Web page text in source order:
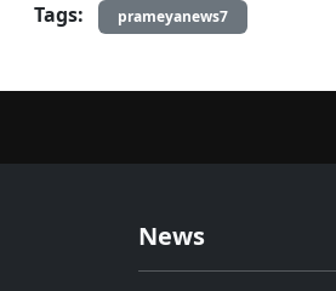
Tags: prameyanews7
News